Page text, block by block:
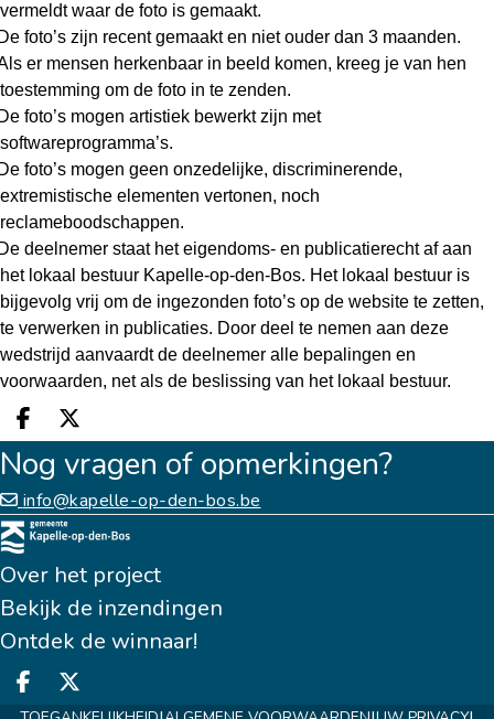
vermeldt waar de foto is gemaakt.
foto’s zijn recent gemaakt en niet ouder dan 3 maanden.
er mensen herkenbaar in beeld komen, kreeg je van hen
toestemming om de foto in te zenden.
foto’s mogen artistiek bewerkt zijn met
softwareprogramma’s.
foto’s mogen geen onzedelijke, discriminerende,
extremistische elementen vertonen, noch
reclameboodschappen.
deelnemer staat het eigendoms- en publicatierecht af aan
het lokaal bestuur Kapelle-op-den-Bos. Het lokaal bestuur is
bijgevolg vrij om de ingezonden foto’s op de website te zetten,
te verwerken in publicaties. Door deel te nemen aan deze
wedstrijd aanvaardt de deelnemer alle bepalingen en
voorwaarden, net als de beslissing van het lokaal bestuur.
Deel op facebook
Deel op X
Nog vragen of opmerkingen?
info@kapelle-op-den-bos.be
Over het project
Bekijk de inzendingen
Ontdek de winnaar!
Deel op facebook
Deel op X